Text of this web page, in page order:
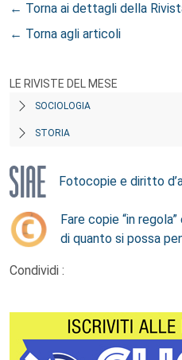
← Torna ai dettagli della
← Torna agli articoli
LE RIVISTE DEL MESE
SOCIOLOGIA
STORIA
Fotocopie e diritto
Fare copie “in
di quanto si possa
Condividi :